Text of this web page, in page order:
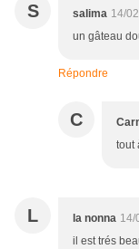
S salima 14/
un gâteau
Répondre
C
tout
L la nonna 14/
il est trés